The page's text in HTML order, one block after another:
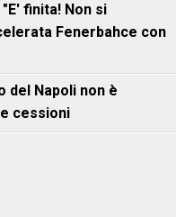
finita! Non si
Fenerbahce con
del Napoli non è
cessioni